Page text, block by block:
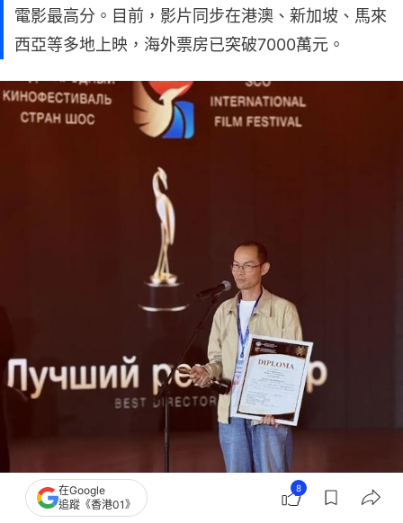
電影最高分。目前，影片同步在港澳、新加坡、馬來
西亞等多地上映，海外票房已突破7000萬元。
在Google
追蹤《香港01》
8